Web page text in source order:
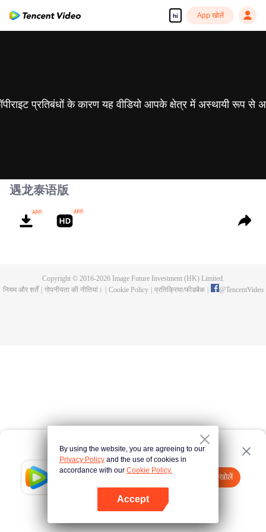
hi App खोलें
Tencent Video
App खोलें
please to try again
प्रतिबंधों के कारण यह वीडियो आपके क्षेत्र में अस्थायी रूप से
遇龙泰语版
Copyright © 2016-2026Image Future Investment (HK) Limited.
नियम और शर्तें
गोपनीयता की नीतियां। Cookie Policy प्रतिक्रिया/फीडबैक @TencentVideo
By using the website, you are agreeing to our
Privacy Policy and the use of cookies in
accordance with our Cookie Policy.
Accept